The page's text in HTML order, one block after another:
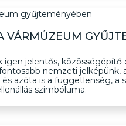
VÁRMÚZEUM
jelentős, közösségépítő
nemzeti jelképünk,
azóta is a függetlenség, a
szimbóluma.